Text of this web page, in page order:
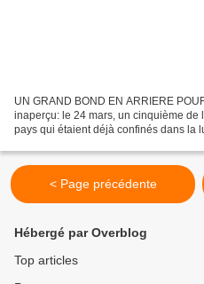
UN GRAND BOND EN ARRIERE
inaperçu: le 24 mars, un cinquième
pays qui étaient déjà confinés dans la
< Page précédente
Hébergé par Overblog
Top articles